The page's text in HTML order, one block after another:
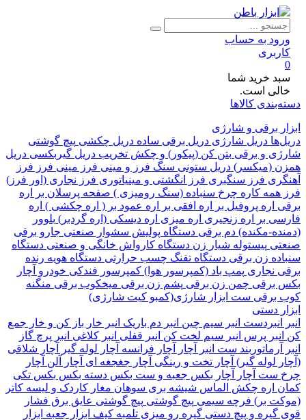
به حساب
خرید شما
است.
کالاها
برقی و شارژی
دریل شارژیدریل برقی ساده دریل چکشیپیچ گوشتی
و برقی بتن کن (پیکور) و چکش تخریبدریل گیربکسیدریل
(میکسر)دریل ستونیسنگ فرز و مینی فرز مینی فرز فرز
فرز سنگبریفرز انگشتی و مینیاتوریفرز نجاری (اور فرز)
کاره چرخ سنباده (سنگ رومیزی )صفحه پرسلان براره
اره پروفیل براره افقی براره عمود بر ( اره چکشی )اره
براره زنجیریاره میزیاره دیسکی (اره گردبر)بلوور
مکنده)دم برقی دستگاه پولیشسشوار صنعتیجارو برقی
پیستولهشیار زندستگاه کارواش خانگی و صنعتیدستگاه
زن برقی دستگاه تفنگ چسب حرارتی دستگاه هویه رنده
نجاریپمپ باد (کمپرسور هوا) کمپرسور فندکی خودروآچار
چمن زن برقی پشم زن برقی میخکوب برقی منگنه
ست ابزار شارژی(کمبو کیت شارژی)
دستی
انبر سیم چین انبر دم باریکانبر خار باز کن و خار جمع
پرس انبر سیم لخت کنانبر قفلی انبر کلاغیانبر پرچگاز
ست انبرآچار آچار فرانسه آچار لوله گیرآچار شلاقی
لوله گیر)آچار تخت و رینگی آچار جغجغه ایآچار آلنآچار
ست آچارآچار بکس جعبه و ست بکس دسته بکس بکس تکی
ارهچکشالماس شیشه بریسوهانمغار کاردک و لیسه کاتر
بر)فرچه سیمیپیچ‌ گوشتیپیچ گوشتی عایق برق فشار
گیره و پیچ دستیگیره رو میزیتلمبه کیف ابزار جعبه ابزار